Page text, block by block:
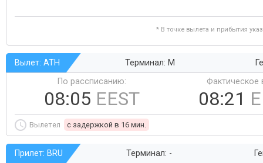
* В точке вылета и прибытия
Вылет: ATH Терминал: M
По рассписанию:
08:05 EEST
Фактическое
08:21
Вылетел c задержкой в 16 мин.
Прилет: BRU Терминал: -